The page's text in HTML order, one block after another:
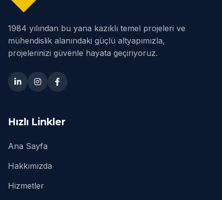
1984 yılından bu yana kazıklı temel projeleri ve
mühendislik alanındaki güçlü altyapımızla,
projelerinizi güvenle hayata geçiriyoruz.
Hızlı Linkler
Ana Sayfa
Hakkımızda
Hizmetler